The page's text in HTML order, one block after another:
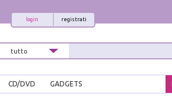
registrati
login
CD/DVD GADGETS